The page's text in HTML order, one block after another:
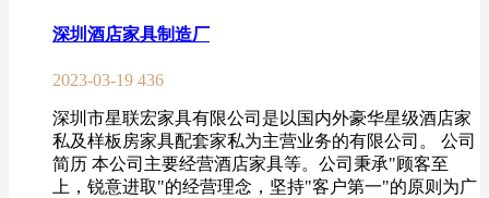
深圳酒店家具制造厂
2023-03-19 436
深圳市星联宏家具有限公司是以国内外豪华星级酒店家
私及样板房家具配套家私为主营业务的有限公司。 公司
简历 本公司主要经营酒店家具等。公司秉承"顾客至
上，锐意进取"的经营理念，坚持"客户第一"的原则为广